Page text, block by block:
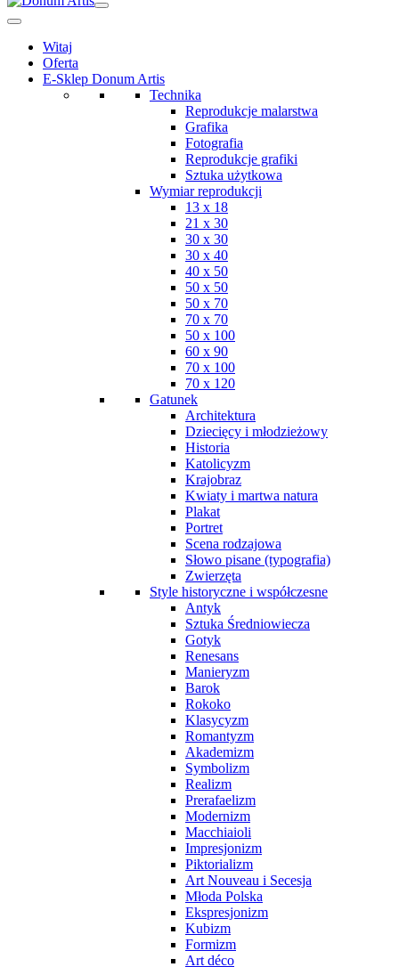
Witaj
Oferta
E-Sklep Donum Artis
Technika
Reprodukcje malarstwa
Grafika
Fotografia
Reprodukcje grafiki
Sztuka użytkowa
Wymiar reprodukcji
13 x 18
21 x 30
30 x 30
30 x 40
40 x 50
50 x 50
50 x 70
70 x 70
50 x 100
60 x 90
70 x 100
70 x 120
Gatunek
Architektura
Dziecięcy i młodzieżowy
Historia
Katolicyzm
Krajobraz
Kwiaty i martwa natura
Plakat
Portret
Scena rodzajowa
Słowo pisane (typografia)
Zwierzęta
Style historyczne i współczesne
Antyk
Sztuka Średniowiecza
Gotyk
Renesans
Manieryzm
Barok
Rokoko
Klasycyzm
Romantyzm
Akademizm
Symbolizm
Realizm
Prerafaelizm
Modernizm
Macchiaioli
Impresjonizm
Piktorializm
Art Nouveau i Secesja
Młoda Polska
Ekspresjonizm
Kubizm
Formizm
Art déco